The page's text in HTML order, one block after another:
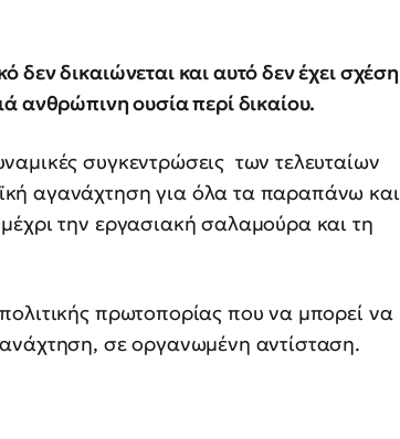
δικαιώνεται και αυτό δεν έχει σχέση
ανθρώπινη ουσία περί δικαίου.
συγκεντρώσεις των τελευταίων
αγανάχτηση για όλα τα παραπάνω και
την εργασιακή σαλαμούρα και τη
πρωτοπορίας που να μπορεί να
σε οργανωμένη αντίσταση.